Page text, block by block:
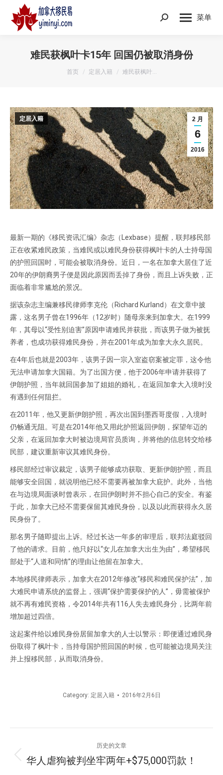
菜单
Search:
难民获枫叶卡15年 回国仍被取消身份
您在这里：
首页 定居入籍 难民获枫叶…
2 月
6
2016
定居入籍
最新一期的《移民资讯汇编》杂志（Lexbase）提醒，联邦移民部
正在收紧难民政策，当难民或以难民身份获得枫叶卡的人士持母国
的护照回国时，可能会被取消身份。近日，一名在加拿大居住了近
20年的伊朗裔男子便是因此原因而丢掉了身份，而且上诉失败，正
面临着非常尴尬的景况。
据该杂志主编兼移民律师李克伦（Richard Kurland）在文章中披
露，这名男子曾在1996年（12岁时）随母亲来到加拿大。在1999
年，其母以“受性别迫害”原因申请难民并获批，而该男子做为被抚
养者，也成功获得难民身份，并在2001年成为加拿大永久居民。
在4年后也就是2003年，该男子因一宗入室盗窃案被定罪，这令他
无法申请加拿大国籍。为了出国方便，他于2006年申请并获得了
伊朗护照，当年就回国参加了姐姐的婚礼，在返回加拿大入境时没
有遇到任何阻拦。
在2011年，他又更新伊朗护照，再次出国到墨西哥度假，入境时
仍畅通无阻。可是在2014年他又用此护照返回伊朗，探望年迈的
父亲，在返回加拿大时被边境局官员质询，并将他的信息转交给移
民部，建议重新审议其难民身份。
移民部经过审议裁定，该男子能够成功获取、更新伊朗护照，而且
能够安全回国，就说明他已经不需要再被加拿大庇护。此外，当他
在与边境局面谈时曾表示，在回伊朗时并不担心自己的安全。有鉴
于此，加拿大已经不需要保留其难民身份，以及以此而获得永久居
民身份了。
那名男子随即提出上诉。经过长达一年多的审理后，联邦法庭驳回
了他的请求。目前，他只好以“女儿在加拿大出生为由”，希望移民
部处于“人道和同情”的理由让他留在加拿大。
本地移民律师表示，加拿大在2012年修改“移民和难民保护法”，加
大难民申请系统的监督上，强调“保护需要保护的人”，毋需被保护
就不再有难民资格，令2014年共有116人失去难民身分，比两年前
增加超过四倍。
这起案件给以难民身份居留加拿大的人士以警示：即便通过难民身
份取得了枫叶卡，当持母国护照回国的时候，也可能被边境局关注
并上报移民部，从而取消身份。
Category: 定居入籍 2016年2月6日
章
历史的文章
历
华人虐狗被判坐牢两年+$75,000罚款！